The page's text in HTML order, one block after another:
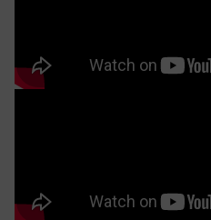
Đặc điểm nổi bật của
182 & ZB 160
hoàn hảo cho không gian
trở lên. Tay sofa được